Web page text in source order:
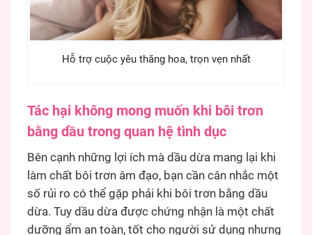
Hỗ trợ cuộc yêu thăng hoa, trọn vẹn nhất
Tác hại không mong muốn khi bôi trơn
bằng dầu trong quan hệ tình dục
Bên cạnh những lợi ích mà dầu dừa mang lại khi
làm chất bôi trơn âm đạo, bạn cần cân nhắc một
số rủi ro có thể gặp phải khi bôi trơn bằng dầu
dừa. Tuy dầu dừa được chứng nhận là một chất
dưỡng ẩm an toàn, tốt cho người sử dụng nhưng